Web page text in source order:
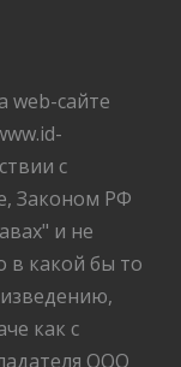
web-сайте
с
Законом РФ
и не
в какой бы то
как с
ООО